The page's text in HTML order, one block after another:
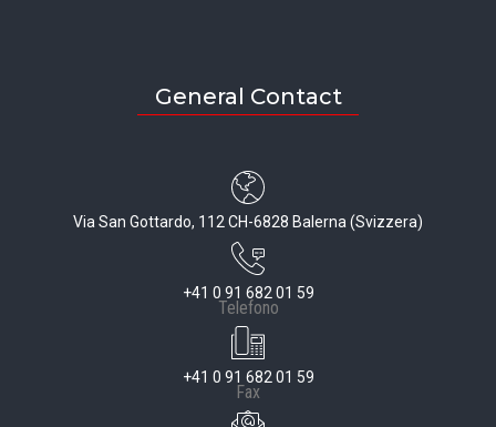
General Contact
Via San Gottardo, 112 CH-6828 Balerna (Svizzera)
+41 0 91 682 01 59
Telefono
+41 0 91 682 01 59
Fax